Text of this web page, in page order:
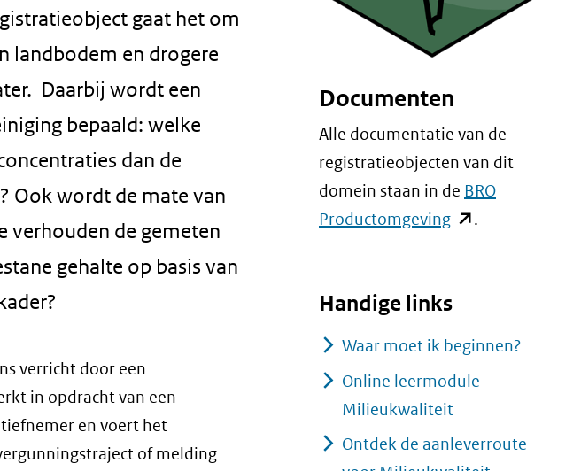
gaat het om
landbodem en drogere
Daarbij wordt een
bepaald: welke
dan de
Ook wordt de mate van
verhouden de gemeten
gehalte op basis van
verricht door een
in opdracht van een
en voert het
of melding
Documenten
Alle documentatie van de
registratieobjecten van dit
domein staan in de BRO
Productomgeving(opent
venster)
naar
een
andere
website)
.
Handige links
Waar moet ik beginnen?
Online leermodule
Milieukwaliteit
Ontdek de aanleverroute